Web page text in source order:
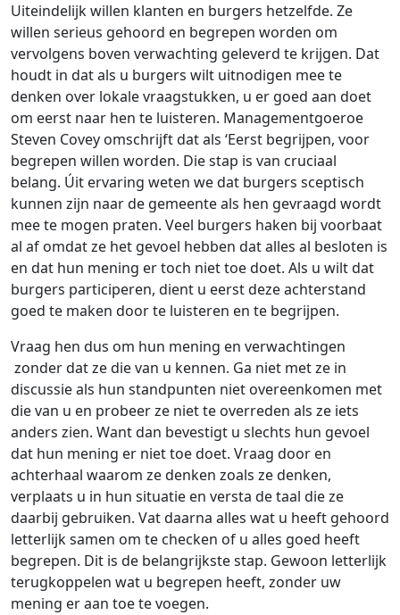
Uiteindelijk willen klanten en burgers hetzelfde. Ze
willen serieus gehoord en begrepen worden om
vervolgens boven verwachting geleverd te krijgen. Dat
houdt in dat als u burgers wilt uitnodigen mee te
denken over lokale vraagstukken, u er goed aan doet
om eerst naar hen te luisteren. Managementgoeroe
Steven Covey omschrijft dat als ‘Eerst begrijpen, voor
begrepen willen worden. Die stap is van cruciaal
belang. Úit ervaring weten we dat burgers sceptisch
kunnen zijn naar de gemeente als hen gevraagd wordt
mee te mogen praten. Veel burgers haken bij voorbaat
al af omdat ze het gevoel hebben dat alles al besloten is
en dat hun mening er toch niet toe doet. Als u wilt dat
burgers participeren, dient u eerst deze achterstand
goed te maken door te luisteren en te begrijpen.
Vraag hen dus om hun mening en verwachtingen
zonder dat ze die van u kennen. Ga niet met ze in
discussie als hun standpunten niet overeenkomen met
die van u en probeer ze niet te overreden als ze iets
anders zien. Want dan bevestigt u slechts hun gevoel
dat hun mening er niet toe doet. Vraag door en
achterhaal waarom ze denken zoals ze denken,
verplaats u in hun situatie en versta de taal die ze
daarbij gebruiken. Vat daarna alles wat u heeft gehoord
letterlijk samen om te checken of u alles goed heeft
begrepen. Dit is de belangrijkste stap. Gewoon letterlijk
terugkoppelen wat u begrepen heeft, zonder uw
mening er aan toe te voegen.